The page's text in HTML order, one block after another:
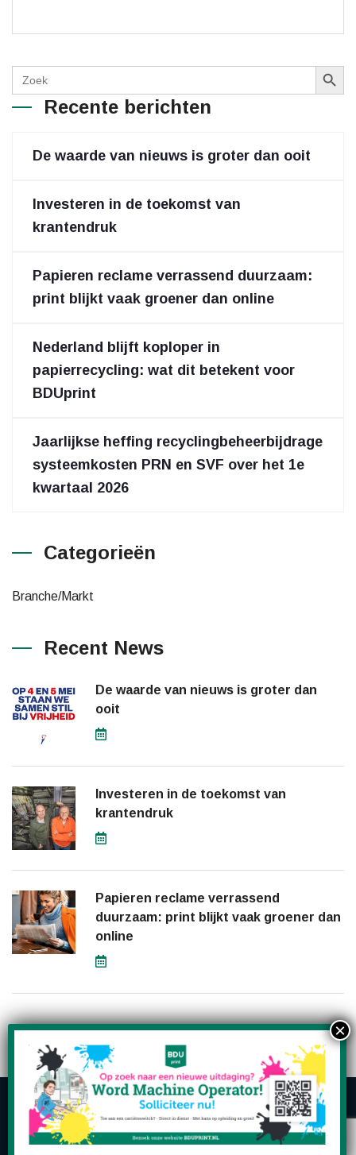
Zoek
naar:
Recente berichten
De waarde van nieuws is groter dan ooit
Investeren in de toekomst van
krantendruk
Papieren reclame verrassend duurzaam:
print blijkt vaak groener dan online
Nederland blijft koploper in
papierrecycling: wat dit betekent voor
BDUprint
Jaarlijkse heffing recyclingbeheerbijdrage
systeemkosten PRN en SVF over het 1e
kwartaal 2026
Categorieën
Branche/Markt
Recent News
De waarde van nieuws is groter dan
ooit
Investeren in de toekomst van
krantendruk
Papieren reclame verrassend
duurzaam: print blijkt vaak groener dan
online
Copyright © 2026 BDUprint | Produced bySearchtrends
Privacy|Disclaimer